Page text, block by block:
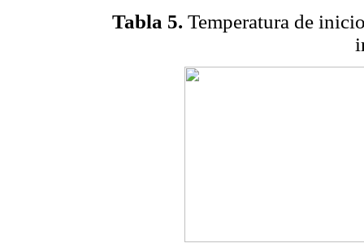
Tabla 5. Temperatura de